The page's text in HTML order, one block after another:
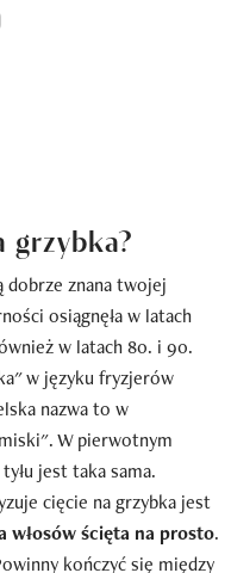
grzybka?
dobrze znana twojej
osiągnęła w latach
w latach 80. i 90.
w języku fryzjerów
nazwa to w
W pierwotnym
jest taka sama.
cięcie na grzybka jest
włosów ścięta na prosto.
kończyć się między